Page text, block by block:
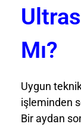
Mı?
Uygun
işleminden
Bir aydan